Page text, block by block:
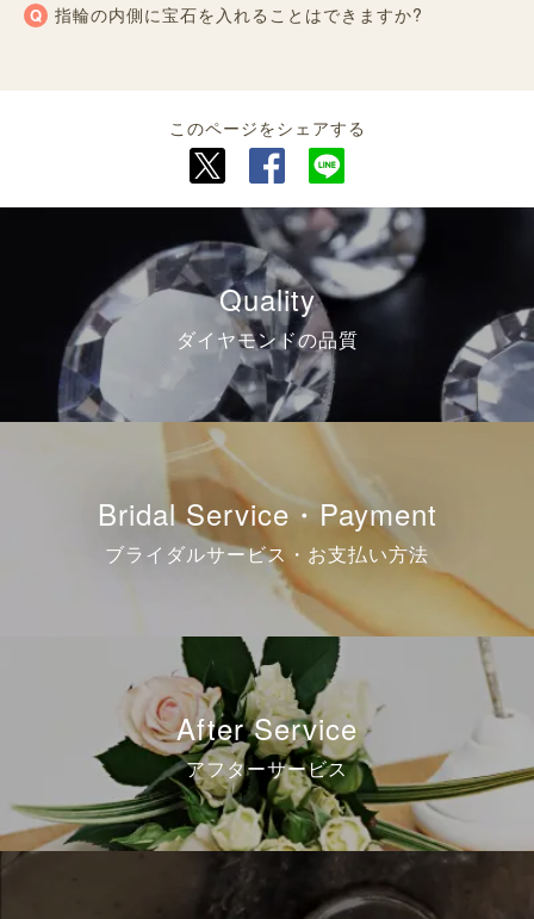
指輪の内側に宝石を入れることはできますか?
このページをシェアする
Quality
ダイヤモンドの品質
Bridal Service・Payment
ブライダルサービス・お支払い方法
After Service
アフターサービス